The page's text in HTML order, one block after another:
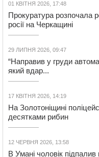
01 КВІТНЯ 2026, 17:48
Прокуратура розпочала
росії на Черкащині
29 ЛИПНЯ 2026, 09:47
“Направив у груди
який вдар...
17 КВІТНЯ 2026, 14:19
На Золотоніщині
десятками рибин
12 ЧЕРВНЯ 2026, 13:58
В Умані чоловік